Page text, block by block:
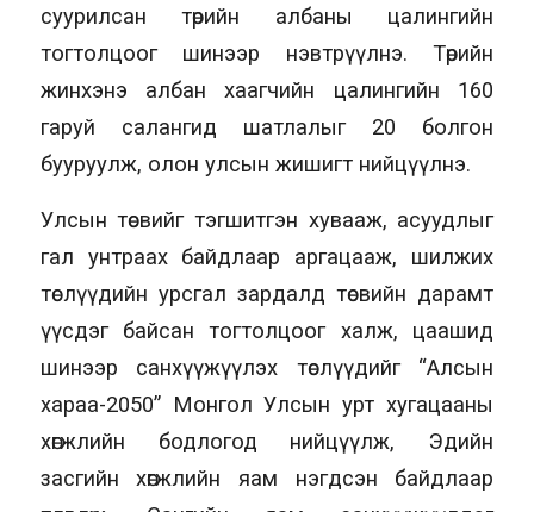
суурилсан төрийн албаны цалингийн
тогтолцоог шинээр нэвтрүүлнэ. Төрийн
жинхэнэ албан хаагчийн цалингийн 160
гаруй салангид шатлалыг 20 болгон
бууруулж, олон улсын жишигт нийцүүлнэ.
Улсын төсвийг тэгшитгэн хувааж, асуудлыг
гал унтраах байдлаар аргацааж, шилжих
төслүүдийн урсгал зардалд төсвийн дарамт
үүсдэг байсан тогтолцоог халж, цаашид
шинээр санхүүжүүлэх төслүүдийг “Алсын
хараа-2050” Монгол Улсын урт хугацааны
хөгжлийн бодлогод нийцүүлж, Эдийн
засгийн хөгжлийн яам нэгдсэн байдлаар